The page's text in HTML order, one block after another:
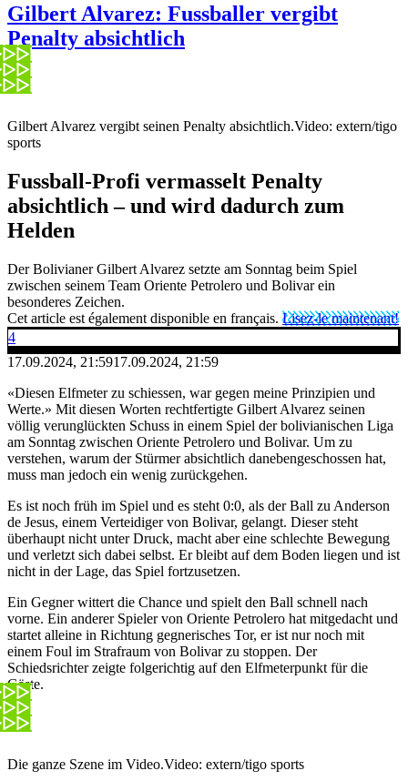
Gilbert Alvarez: Fussballer vergibt
Penalty absichtlich
Gilbert Alvarez vergibt seinen Penalty absichtlich.Video: extern/tigo
sports
Fussball-Profi vermasselt Penalty
absichtlich – und wird dadurch zum
Helden
Der Bolivianer Gilbert Alvarez setzte am Sonntag beim Spiel
zwischen seinem Team Oriente Petrolero und Bolivar ein
besonderes Zeichen.
Cet article est également disponible en français. Lisez-le maintenant!
4
17.09.2024, 21:5917.09.2024, 21:59
«Diesen Elfmeter zu schiessen, war gegen meine Prinzipien und
Werte.» Mit diesen Worten rechtfertigte Gilbert Alvarez seinen
völlig verunglückten Schuss in einem Spiel der bolivianischen Liga
am Sonntag zwischen Oriente Petrolero und Bolivar. Um zu
verstehen, warum der Stürmer absichtlich danebengeschossen hat,
muss man jedoch ein wenig zurückgehen.
Es ist noch früh im Spiel und es steht 0:0, als der Ball zu Anderson
de Jesus, einem Verteidiger von Bolivar, gelangt. Dieser steht
überhaupt nicht unter Druck, macht aber eine schlechte Bewegung
und verletzt sich dabei selbst. Er bleibt auf dem Boden liegen und ist
nicht in der Lage, das Spiel fortzusetzen.
Ein Gegner wittert die Chance und spielt den Ball schnell nach
vorne. Ein anderer Spieler von Oriente Petrolero hat mitgedacht und
startet alleine in Richtung gegnerisches Tor, er ist nur noch mit
einem Foul im Strafraum von Bolivar zu stoppen. Der
Schiedsrichter zeigte folgerichtig auf den Elfmeterpunkt für die
Gäste.
Die ganze Szene im Video.Video: extern/tigo sports